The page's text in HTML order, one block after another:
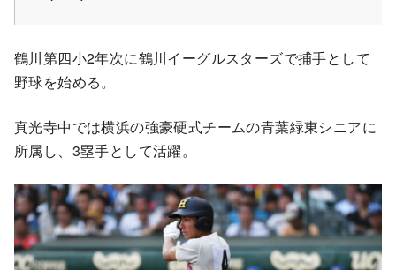
鶴川第四小2年次に鶴川イーグルスターズで捕手として
野球を始める。
真光寺中では横浜の強豪硬式チームの青葉緑東シニアに
所属し、3塁手として活躍。